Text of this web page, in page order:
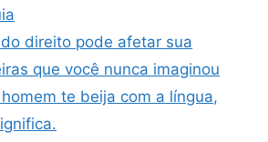
direito pode afetar sua
que você nunca imaginou
te beija com a língua,